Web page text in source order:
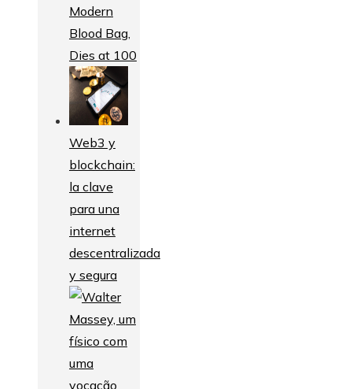
Modern
Blood Bag,
Dies at 100
Web3 y
blockchain:
la clave
para una
internet
descentralizada
y segura